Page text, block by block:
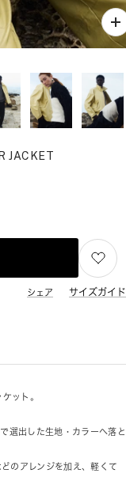
ズ
ー
ット。
選出した生地・カラーへ落と
のアレンジを加え、軽くて
JACKET
シェア サイズガイド